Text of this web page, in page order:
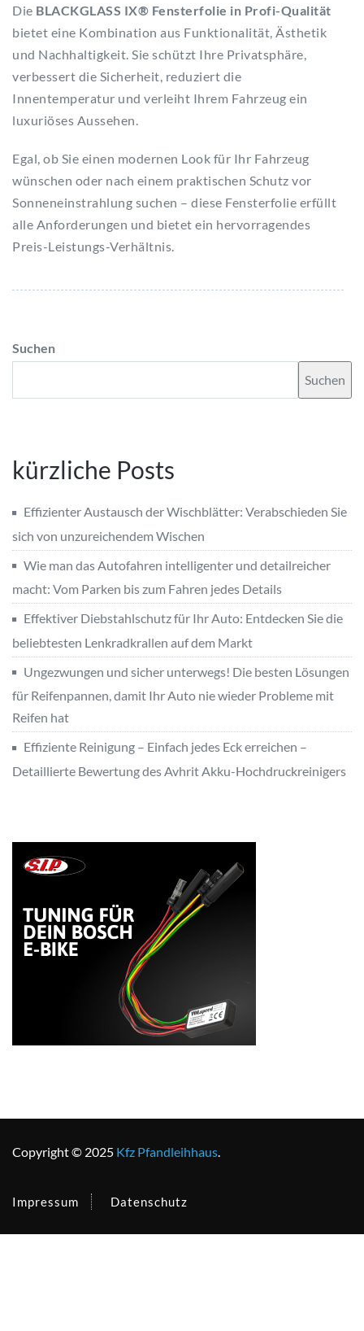
Die BLACKGLASS IX® Fensterfolie in Profi-Qualität
bietet eine Kombination aus Funktionalität, Ästhetik
und Nachhaltigkeit. Sie schützt Ihre Privatsphäre,
verbessert die Sicherheit, reduziert die
Innentemperatur und verleiht Ihrem Fahrzeug ein
luxuriöses Aussehen.
Egal, ob Sie einen modernen Look für Ihr Fahrzeug
wünschen oder nach einem praktischen Schutz vor
Sonneneinstrahlung suchen – diese Fensterfolie erfüllt
alle Anforderungen und bietet ein hervorragendes
Preis-Leistungs-Verhältnis.
Suchen
Suchen
kürzliche Posts
Effizienter Austausch der Wischblätter: Verabschieden Sie
sich von unzureichendem Wischen
Wie man das Autofahren intelligenter und detailreicher
macht: Vom Parken bis zum Fahren jedes Details
Effektiver Diebstahlschutz für Ihr Auto: Entdecken Sie die
beliebtesten Lenkradkrallen auf dem Markt
Ungezwungen und sicher unterwegs! Die besten Lösungen
für Reifenpannen, damit Ihr Auto nie wieder Probleme mit
Reifen hat
Effiziente Reinigung – Einfach jedes Eck erreichen –
Detaillierte Bewertung des Avhrit Akku-Hochdruckreinigers
Copyright © 2025 Kfz Pfandleihhaus
Impressum Datenschutz